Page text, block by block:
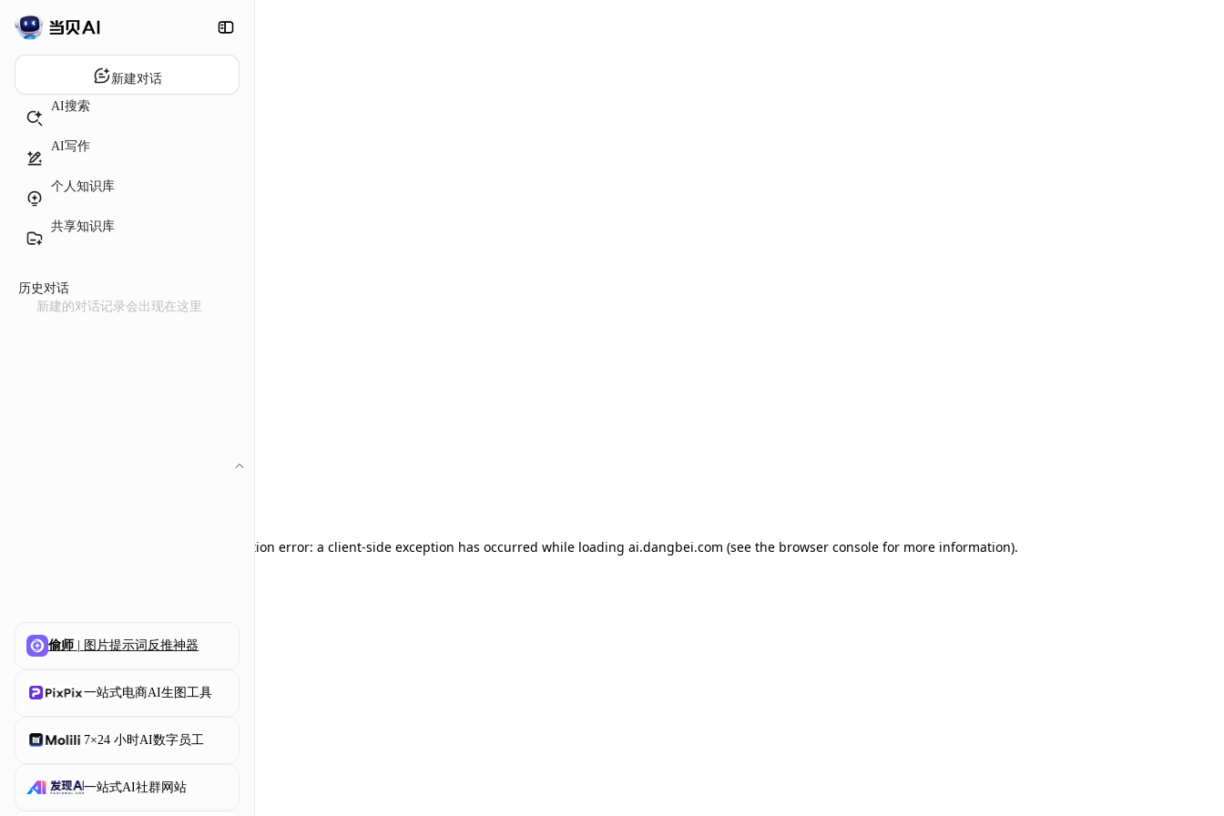
新建对话
AI搜索
AI写作
个人知识库
共享知识库
历史对话
新建的对话记录会出现在这里
偷师 | 图片提示词反推神器
一站式电商AI生图工具
7×24 小时AI数字员工
一站式AI社群网站
Application error: a client-side exception has occurred while loading ai.dangbei.com (see the browser console for more information).